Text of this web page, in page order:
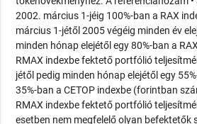
2002. március 1-jéig 100%-ban a RAX
március 1-jétől 2005 végéig minden év
minden hónap elejétől egy 80%-ban a
RMAX indexbe fektető portfólió
jétől pedig minden hónap elejétől egy
35%-ban a CETOP indexbe (forintban
RMAX indexbe fektető portfólió
esetben nem megfelelő olyan befektetők